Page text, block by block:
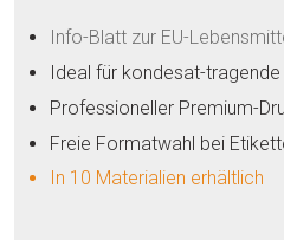
Info-Blatt zur EU-
Ideal für kondesat-
Professioneller Premium-
Freie Formatwahl bei
In 10 Materialien erhältlich